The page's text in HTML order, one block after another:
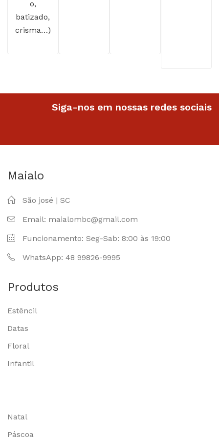
o,
batizado,
crisma…)
Siga-nos em nossas redes sociais
Maialo
São josé | SC
Email: maialombc@gmail.com
Funcionamento: Seg-Sab: 8:00 às 19:00
WhatsApp: 48 99826-9995
Produtos
Estêncil
Datas
Floral
Infantil
Natal
Páscoa